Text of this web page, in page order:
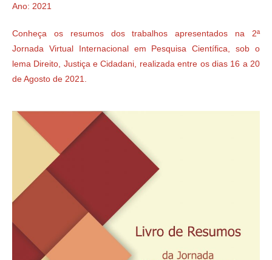
Ano: 2021
Conheça os resumos dos trabalhos apresentados na 2ª
Jornada Virtual Internacional em Pesquisa Científica, sob o
lema Direito, Justiça e Cidadani, realizada entre os dias 16 a 20
de Agosto de 2021.